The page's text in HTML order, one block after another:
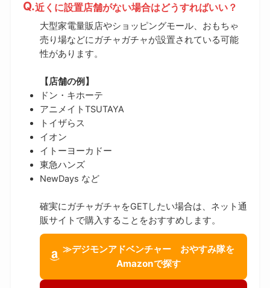
近くに設置店舗がない場合はどうすればいい？
大型家電量販店やショッピングモール、おもちゃ
売り場などにガチャガチャが設置されている可能
性があります。
【店舗の例】
ドン・キホーテ
アニメイトTSUTAYA
トイザらス
イオン
イトーヨーカドー
東急ハンズ
NewDays など
確実にガチャガチャをGETしたい場合は、ネット通
販サイトで購入することをおすすめします。
≫デジモンアドベンチャー おやすみ隊を
Amazonで探す